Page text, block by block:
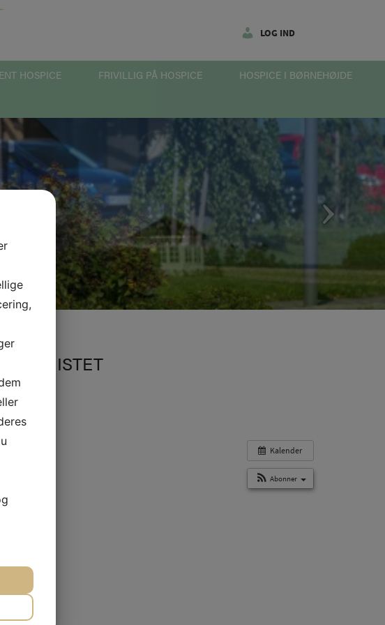
LOG IND
HOSPICE FRIVILLIG PÅ HOSPICE HOSPICE I BØRNEHØJDE
MISTET
Kalender